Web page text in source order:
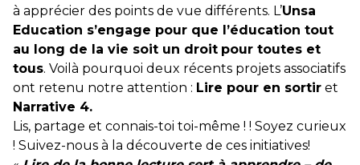
à apprécier des points de vue différents. L’Unsa
Education s’engage pour que l’éducation tout
au long de la vie soit un droit pour toutes et
tous. Voilà pourquoi deux récents projets associatifs
ont retenu notre attention : Lire pour en sortir et
Narrative 4.
Lis, partage et connais-toi toi-même ! ! Soyez curieux
! Suivez-nous à la découverte de ces initiatives!